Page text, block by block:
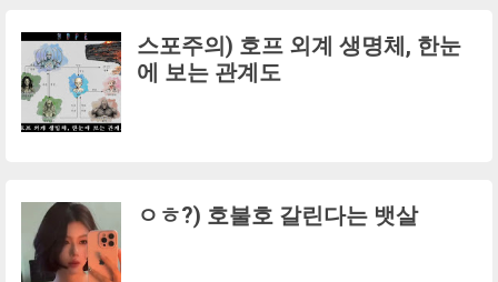
스포주의) 호프 외계 생명체, 한눈
에 보는 관계도
ㅇㅎ?) 호불호 갈린다는 뱃살